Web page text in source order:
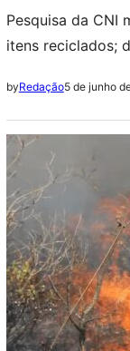
Pesquisa da CNI
itens reciclados;
byRedação5 de junho